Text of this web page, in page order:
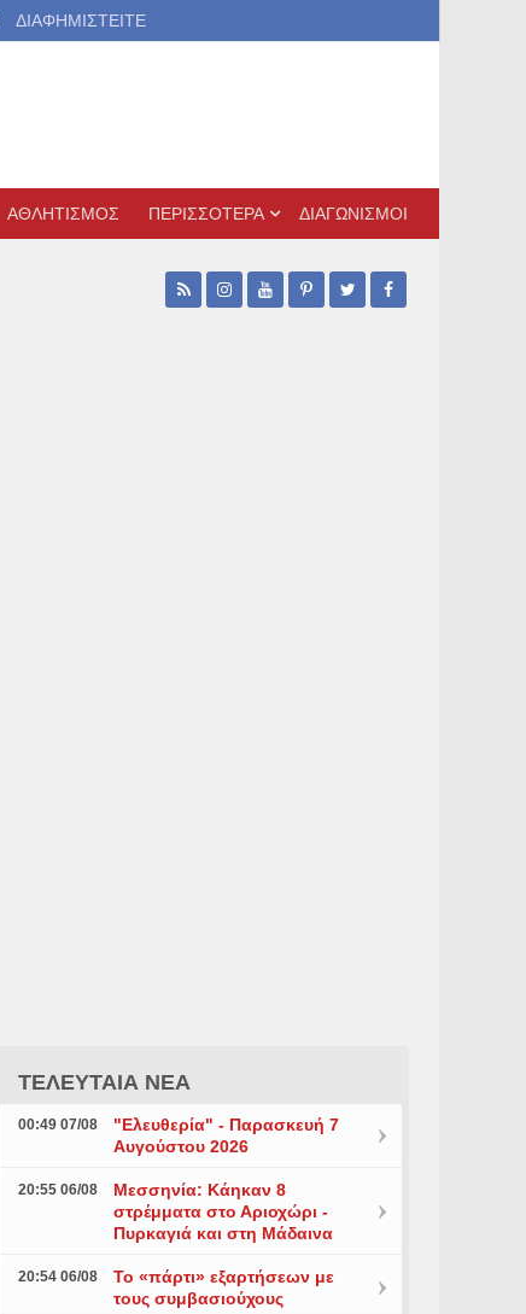
ΔΙΑΦΗΜΙΣΤΕΙΤΕ
ΑΘΛΗΤΙΣΜΟΣ ΠΕΡΙΣΣΟΤΕΡΑ ΔΙΑΓΩΝΙΣΜΟΙ
ΤΕΛΕΥΤΑΙΑ ΝΕΑ
00:49 07/08
"Ελευθερία" - Παρασκευή 7
Αυγούστου 2026
20:55 06/08
Μεσσηνία: Κάηκαν 8
στρέμματα στο Αριοχώρι -
Πυρκαγιά και στη Μάδαινα
20:54 06/08
Το «πάρτι» εξαρτήσεων με
τους συμβασιούχους